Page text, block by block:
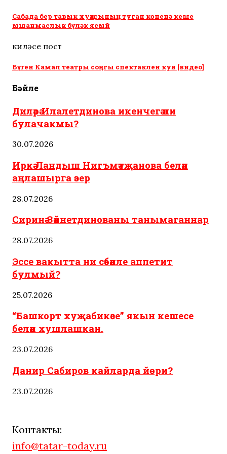
Сабада бер тавык хуҗасының туган көненә кеше
ышанмаслык бүләк ясый
киләсе пост
Бүген Камал театры соңгы спектаклен куя [видео]
Бәйле
Диләрә Илалетдинова икенчегә әни
булачакмы?
30.07.2026
Иркә Ландыш Нигъмәтҗанова белән
аңлашырга әзер
28.07.2026
Сиринә Зәйнетдинованы танымаганнар
28.07.2026
Эссе вакытта ни сәбәпле аппетит
булмый?
25.07.2026
“Башкорт хуҗабикәсе” якын кешесе
белән хушлашкан.
23.07.2026
Данир Сабиров кайларда йөри?
23.07.2026
Контакты:
info@tatar-today.ru